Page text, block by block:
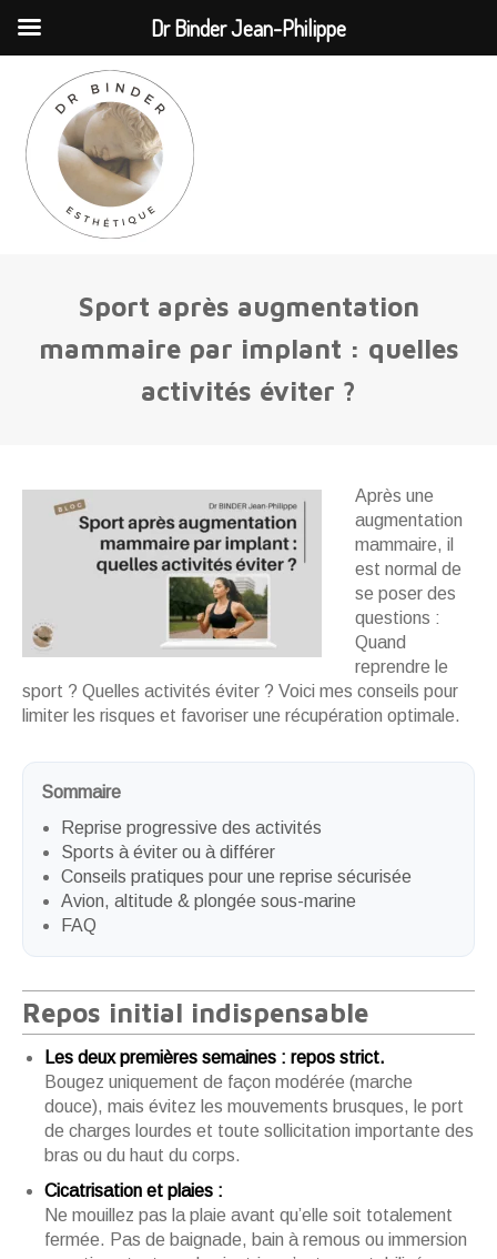
Sport après augmentation
mammaire par implant : quelles
activités éviter ?
Après une
augmentation
mammaire, il
est normal de
se poser des
questions :
Quand
reprendre le
sport ? Quelles activités éviter ? Voici mes conseils pour
limiter les risques et favoriser une récupération optimale.
Sommaire
Reprise progressive des activités
Sports à éviter ou à différer
Conseils pratiques pour une reprise sécurisée
Avion, altitude & plongée sous-marine
FAQ
Repos initial indispensable
Les deux premières semaines : repos strict.
Bougez uniquement de façon modérée (marche
douce), mais évitez les mouvements brusques, le port
de charges lourdes et toute sollicitation importante des
bras ou du haut du corps.
Cicatrisation et plaies :
Ne mouillez pas la plaie avant qu’elle soit totalement
fermée. Pas de baignade, bain à remous ou immersion
Dr Binder Jean-Philippe